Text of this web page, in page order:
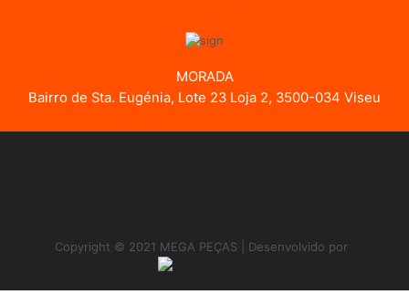
MORADA
Bairro de Sta. Eugénia, Lote 23 Loja 2, 3500-034 Viseu
Copyright © 2021 MEGA PEÇAS | Desenvolvido por